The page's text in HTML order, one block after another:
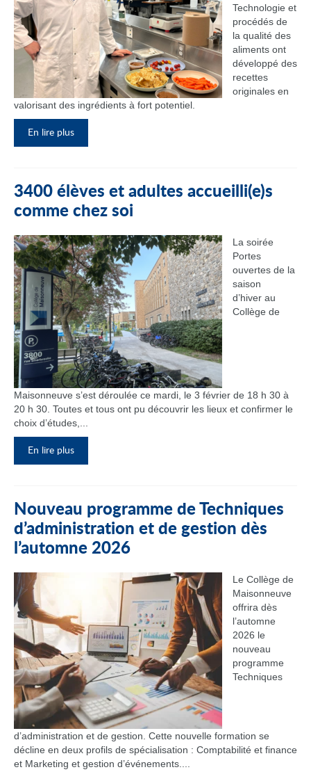
Technologie et
procédés de
la qualité des
aliments ont
développé des
recettes
originales en
valorisant des ingrédients à fort potentiel.
En lire plus
3400 élèves et adultes accueilli(e)s
comme chez soi
La soirée
Portes
ouvertes de la
saison
d’hiver au
Collège de
Maisonneuve s’est déroulée ce mardi, le 3 février de 18 h 30 à
20 h 30. Toutes et tous ont pu découvrir les lieux et confirmer le
choix d’études,...
En lire plus
Nouveau programme de Techniques
d’administration et de gestion dès
l’automne 2026
Le Collège de
Maisonneuve
offrira dès
l’automne
2026 le
nouveau
programme
Techniques
d’administration et de gestion. Cette nouvelle formation se
décline en deux profils de spécialisation : Comptabilité et finance
et Marketing et gestion d’événements....